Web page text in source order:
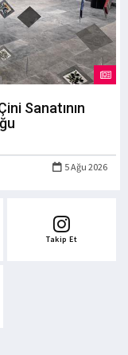
Sanatının
5 Ağu 2026
Takip Et